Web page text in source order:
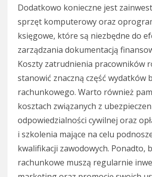
Dodatkowo konieczne jest
sprzęt komputerowy oraz
księgowe, które są niezbędne do
zarządzania dokumentacją
Koszty zatrudnienia pracowników
stanowić znaczną część wydatków
rachunkowego. Warto również
kosztach związanych z
odpowiedzialności cywilnej oraz
i szkolenia mające na celu
kwalifikacji zawodowych. Ponadto,
rachunkowe muszą regularnie